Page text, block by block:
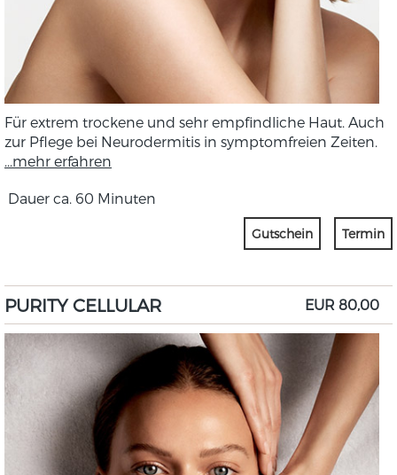
Für extrem trockene und sehr empfindliche Haut. Auch
zur Pflege bei Neurodermitis in symptomfreien Zeiten.
...mehr erfahren
Dauer ca. 60 Minuten
Gutschein Termin
PURITY CELLULAR EUR 80,00